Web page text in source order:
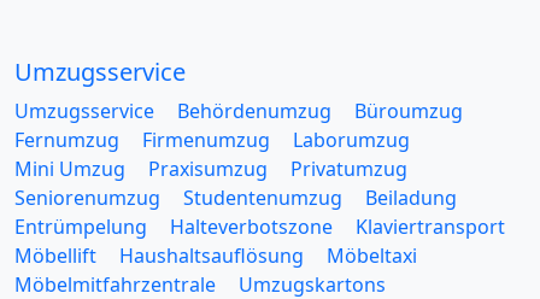
Umzugsservice
Umzugsservice Behördenumzug
Büroumzug
Fernumzug
Firmenumzug
Laborumzug
Mini Umzug
Praxisumzug
Privatumzug
Seniorenumzug
Studentenumzug
Beiladung
Entrümpelung
Halteverbotszone
Klaviertransport
Möbellift
Haushaltsauflösung
Möbeltaxi
Möbelmitfahrzentrale
Umzugskartons